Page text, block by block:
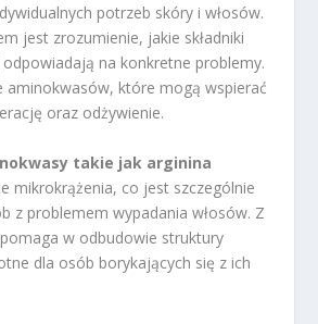
potrzeb skóry i włosów.
jest zrozumienie, jakie składniki
na konkretne problemy.
aminokwasów, które mogą wspierać
oraz odżywienie.
takie jak arginina
mikrokrążenia, co jest szczególnie
z problemem wypadania włosów. Z
pomaga w odbudowie struktury
dla osób borykających się z ich